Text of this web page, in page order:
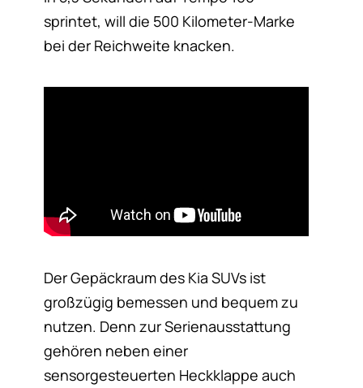
sprintet, will die 500 Kilometer-Marke
bei der Reichweite knacken.
Der Gepäckraum des Kia SUVs ist
großzügig bemessen und bequem zu
nutzen. Denn zur Serienausstattung
gehören neben einer
sensorgesteuerten Heckklappe auch